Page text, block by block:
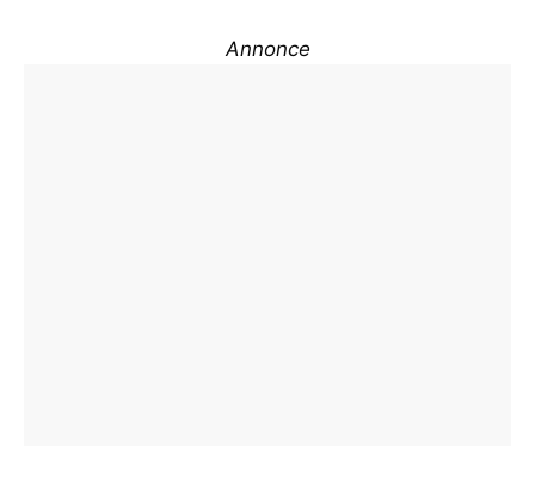
Annonce